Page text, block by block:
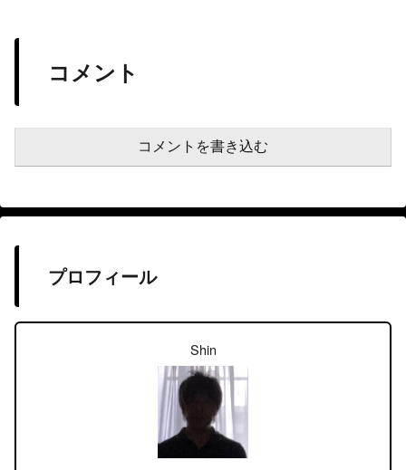
コメント
コメントを書き込む
プロフィール
Shin